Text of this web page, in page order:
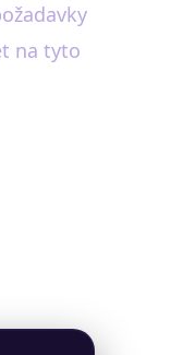
na tyto